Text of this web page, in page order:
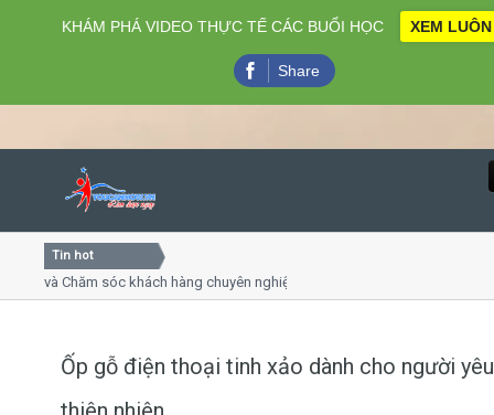
Close
Home
Tin hot
Chăm sóc khách hàng chuyên nghiệp
Ốp gỗ điện thoại tinh xảo dành cho người yêu
KHÁM PHÁ VIDEO THỰC TẾ CÁC BUỔI HỌC XEM LUÔN
Share